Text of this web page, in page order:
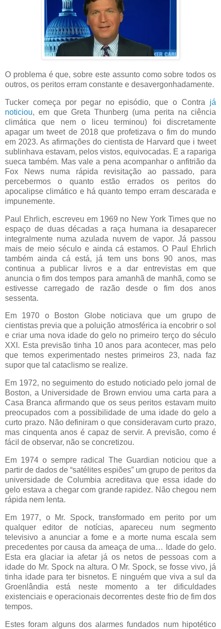
O problema é que, sobre este assunto como sobre todos os
outros, os peritos erram constante e desavergonhadamente.
Tucker começa por pegar no episódio, que o Contra já
noticiou, em que Greta Thunberg (uma perita na ciência
climática que nem o liceu terminou) foi discretamente
apagar um tweet de 2018 que profetizava o fim do mundo
em 2023. As afirmações do cientista de Harvard que i tweet
sublinhava estavam, pelos vistos, equivocadas. E a rapariga
sueca também. Mas vale a pena acompanhar o anfitrião da
Fox News numa rápida revisitação ao passado, para
percebermos o quanto estão errados os peritos do
apocalipse climático e há quanto tempo erram descarada e
impunemente.
Paul Ehrlich, escreveu em 1969 no New York Times que no
espaço de duas décadas a raça humana ia desaparecer
integralmente numa azulada nuvem de vapor. Já passou
mais de meio século e ainda cá estamos. O Paul Ehrlich
também ainda cá está, já tem uns bons 90 anos, mas
continua a publicar livros e a dar entrevistas em que
anuncia o fim dos tempos para amanhã de manhã, como se
estivesse carregado de razão desde o fim dos anos
sessenta.
Em 1970 o Boston Globe noticiava que um grupo de
cientistas previa que a poluição atmosférica ia encobrir o sol
e criar uma nova idade do gelo no primeiro terço do século
XXI. Esta previsão tinha 10 anos para acontecer, mas pelo
que temos experimentado nestes primeiros 23, nada faz
supor que tal cataclismo se realize.
Em 1972, no seguimento do estudo noticiado pelo jornal de
Boston, a Universidade de Brown enviou uma carta para a
Casa Branca afirmando que os seus peritos estavam muito
preocupados com a possibilidade de uma idade do gelo a
curto prazo. Não definiram o que consideravam curto prazo,
mas cinquenta anos é capaz de servir. A previsão, como é
fácil de observar, não se concretizou.
Em 1974 o sempre radical The Guardian noticiou que a
partir de dados de “satélites espiões” um grupo de peritos da
universidade de Columbia acreditava que essa idade do
gelo estava a chegar com grande rapidez. Não chegou nem
rápida nem lenta.
Em 1977, o Mr. Spock, transformado em perito por um
qualquer editor de notícias, apareceu num segmento
televisivo a anunciar a fome e a morte numa escala sem
precedentes por causa da ameaça de uma… Idade do gelo.
Esta era glaciar ia afetar já os netos de pessoas com a
idade do Mr. Spock na altura. O Mr. Spock, se fosse vivo, já
tinha idade para ter bisnetos. E ninguém que viva a sul da
Groenlândia está neste momento a ter dificuldades
existenciais e operacionais decorrentes deste frio de fim dos
tempos.
Estes foram alguns dos alarmes fundados num hipotético